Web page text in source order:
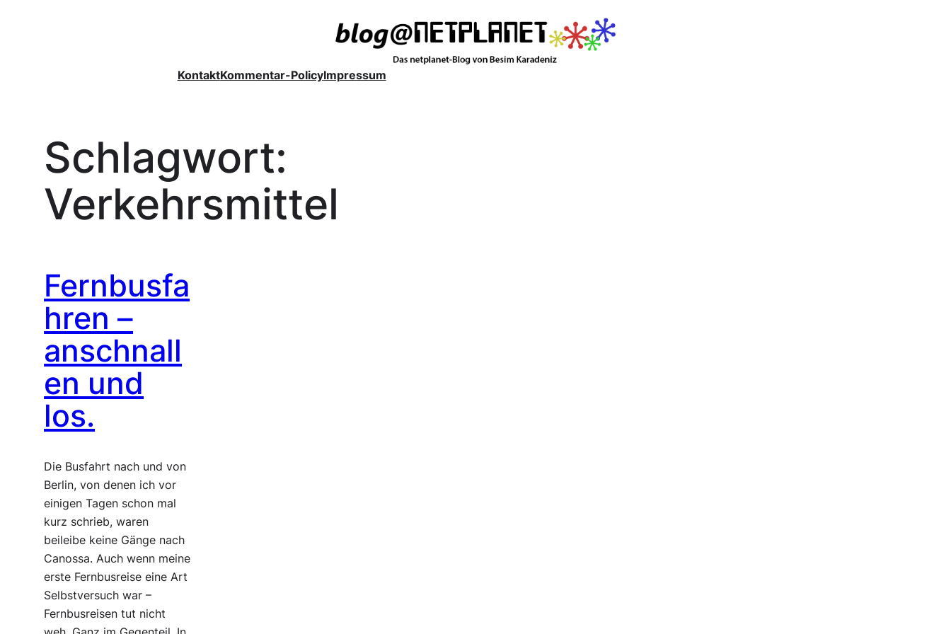
KontaktKommentar-PolicyImpressum
Schlagwort:
Verkehrsmittel
Fernbusfa
hren –
anschnall
en und
los.
Die Busfahrt nach und von
Berlin, von denen ich vor
einigen Tagen schon mal
kurz schrieb, waren
beileibe keine Gänge nach
Canossa. Auch wenn meine
erste Fernbusreise eine Art
Selbstversuch war –
Fernbusreisen tut nicht